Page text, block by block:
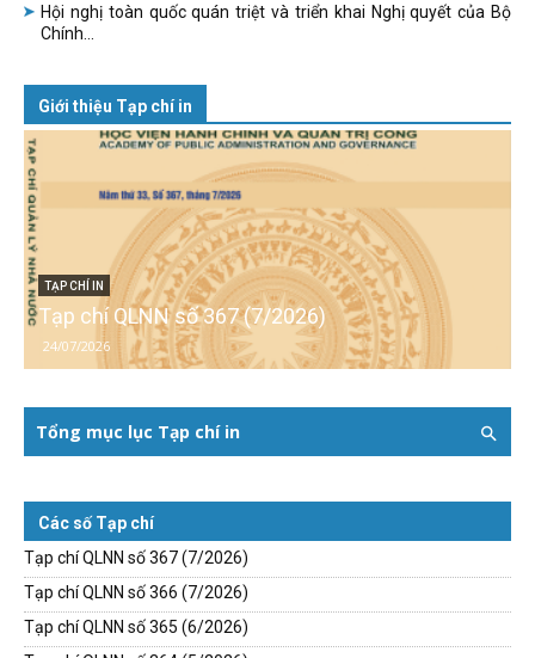
Hội nghị toàn quốc quán triệt và triển khai Nghị quyết của Bộ
Chính...
Giới thiệu Tạp chí in
TẠP CHÍ IN
Tạp chí QLNN số 367 (7/2026)
24/07/2026
Tổng mục lục Tạp chí in
Các số Tạp chí
Tạp chí QLNN số 367 (7/2026)
Tạp chí QLNN số 366 (7/2026)
Tạp chí QLNN số 365 (6/2026)